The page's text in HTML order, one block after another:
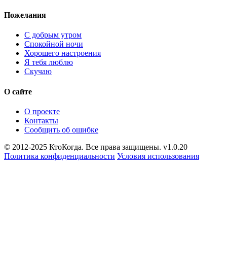
Пожелания
С добрым утром
Спокойной ночи
Хорошего настроения
Я тебя люблю
Скучаю
О сайте
О проекте
Контакты
Сообщить об ошибке
© 2012-2025 КтоКогда. Все права защищены. v1.0.20
Политика конфиденциальности Условия использования